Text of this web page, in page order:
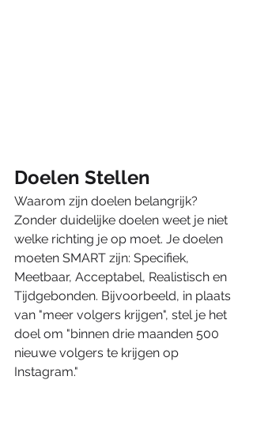
Doelen Stellen
Waarom zijn doelen belangrijk?
Zonder duidelijke doelen weet je niet
welke richting je op moet. Je doelen
moeten SMART zijn: Specifiek,
Meetbaar, Acceptabel, Realistisch en
Tijdgebonden. Bijvoorbeeld, in plaats
van "meer volgers krijgen", stel je het
doel om "binnen drie maanden 500
nieuwe volgers te krijgen op
Instagram."